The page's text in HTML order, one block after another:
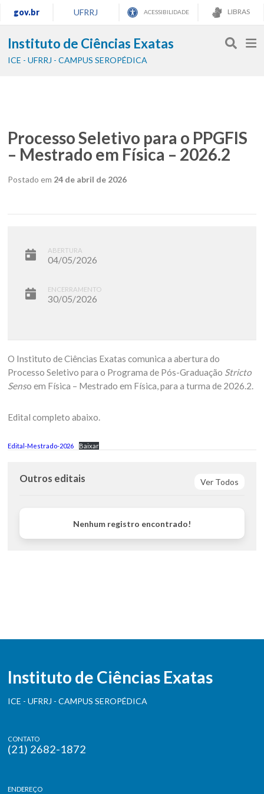
gov.br UFRRJ ACESSIBILIDADE LIBRAS
Instituto de Ciências Exatas
ICE - UFRRJ - CAMPUS SEROPÉDICA
Processo Seletivo para o PPGFIS
– Mestrado em Física – 2026.2
Postado em 24 de abril de 2026
ABERTURA
04/05/2026
ENCERRAMENTO
30/05/2026
O Instituto de Ciências Exatas comunica a abertura do
Processo Seletivo para o Programa de Pós-Graduação Stricto
Senso em Física – Mestrado em Física, para a turma de 2026.2.
Edital completo abaixo.
Edital-Mestrado-2026 Baixar
Ver Todos
Outros editais
Nenhum registro encontrado!
Instituto de Ciências Exatas
ICE - UFRRJ - CAMPUS SEROPÉDICA
CONTATO
(21) 2682-1872
ENDEREÇO